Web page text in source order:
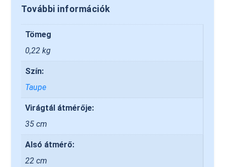
További információk
Tömeg
0,22 kg
Szín:
Taupe
Virágtál átmérője:
35 cm
Alsó átmérő:
22 cm